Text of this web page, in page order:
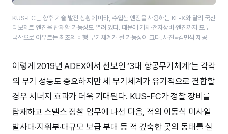
KUS-FC는 향후 기술 발전 상황에 따라, 수입산 엔진을 사용하는 KF-X와 달리 국산
터보제트 엔진을 탑재할 가능성도 열려 있다. 때문에 기체·전자장비·​엔진까지 모두
국산으로 아우르는 최초의 비행 무기체계가 될 가능성이 크다. 사진=김민석 제공
이렇게 2019년 ADEX에서 선보인 ‘3대 항공무기체계’는 각각
의 무기 성능도 중요하지만 세 무기체계가 유기적으로 결합할
경우 시너지 효과가 더욱 기대된다. KUS-FC가 정찰 장비를
탑재하고 스텔스 정찰 임무에 나선 다음, 적의 이동식 미사일
발사대·지휘부·대규모 보급 부대 등 적 깊숙한 곳의 동태를 실